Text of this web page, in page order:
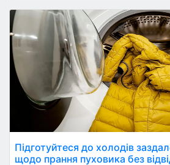
Підготуйтеся до холодів
щодо прання пуховика без